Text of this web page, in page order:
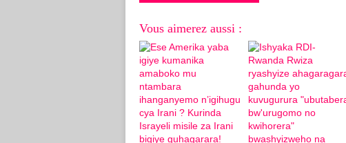
Vous aimerez aussi :